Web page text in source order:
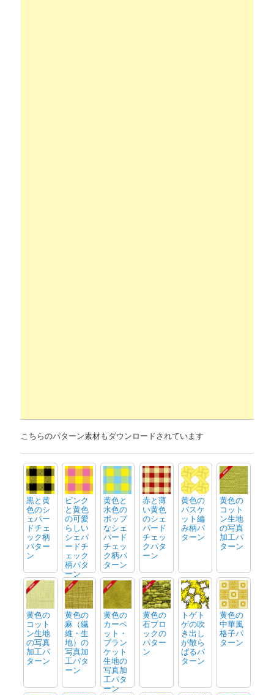
こちらのパターン素材もダウンロードされています
黒と黄
色のシ
ェパー
ドチェ
ック柄
パター
ン
ピンク
と黄色
の可愛
らしい
シェパ
ードチ
ェック
柄パタ
ーン
黄色と
水色の
ポップ
なシェ
パード
チェッ
ク柄パ
ターン
赤と薄
い黄色
のシェ
パード
チェッ
クパタ
ーン
黄色の
バスケ
ット編
み柄パ
ターン
黄色の
コット
ン生地
の写真
加工パ
ターン
黄色の
コット
ン生地
の写真
加工パ
ターン
黄色の
麻（繊
維・生
地）の
写真加
工パタ
ーン
黄色の
カーペ
ット・
ブラン
ケット
生地の
写真加
工パタ
ーン
黄色の
石ブロ
ックの
パター
ン
トゲト
ゲの吹
き出し
が散ら
ばるパ
ターン
黄色の
中華風
格子パ
ターン